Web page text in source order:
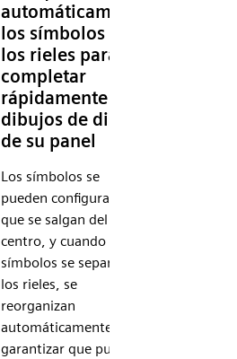
automáticamente
los símbolos en
los rieles para
completar
rápidamente los
dibujos de diseño
de su panel
Los símbolos se
pueden configurar para
que se salgan del
centro, y cuando los
símbolos se separan de
los rieles, se
reorganizan
automáticamente para
garantizar que pueda